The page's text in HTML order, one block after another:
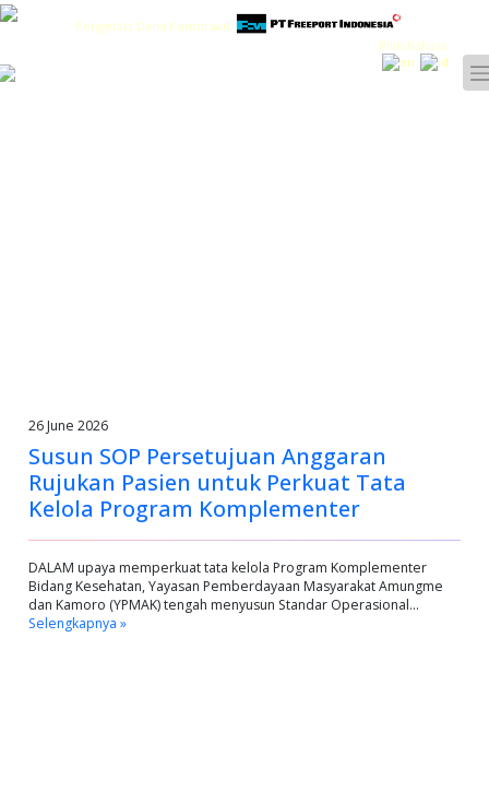
Pengelola Dana Kemitraan
Pilih Bahasa :
26 June 2026
Susun SOP Persetujuan Anggaran
Rujukan Pasien untuk Perkuat Tata
Kelola Program Komplementer
DALAM upaya memperkuat tata kelola Program Komplementer
Bidang Kesehatan, Yayasan Pemberdayaan Masyarakat Amungme
dan Kamoro (YPMAK) tengah menyusun Standar Operasional…
Selengkapnya »